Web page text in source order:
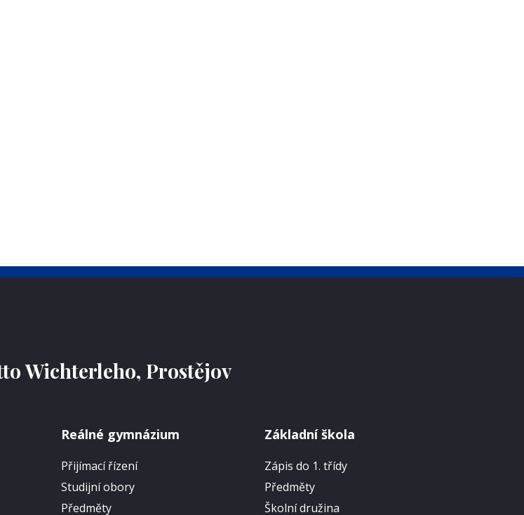
Wichterleho, Prostějov
Reálné gymnázium
Přijímací řízení
Studijní obory
Předměty
Základní škola
Zápis do 1. třídy
Předměty
Školní družina